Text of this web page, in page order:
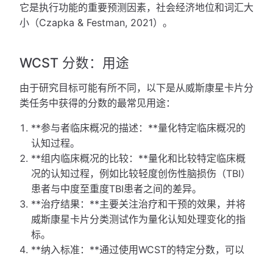
它是执行功能的重要预测因素，社会经济地位和词汇大
小（Czapka & Festman, 2021）。
WCST 分数：用途
由于研究目标可能有所不同，以下是从威斯康星卡片分
类任务中获得的分数的最常见用途：
**参与者临床概况的描述：**量化特定临床概况的
认知过程。
**组内临床概况的比较：**量化和比较特定临床概
况的认知过程，例如比较轻度创伤性脑损伤（TBI）
患者与中度至重度TBI患者之间的差异。
**治疗结果：**主要关注治疗和干预的效果，并将
威斯康星卡片分类测试作为量化认知处理变化的指
标。
**纳入标准：**通过使用WCST的特定分数，可以